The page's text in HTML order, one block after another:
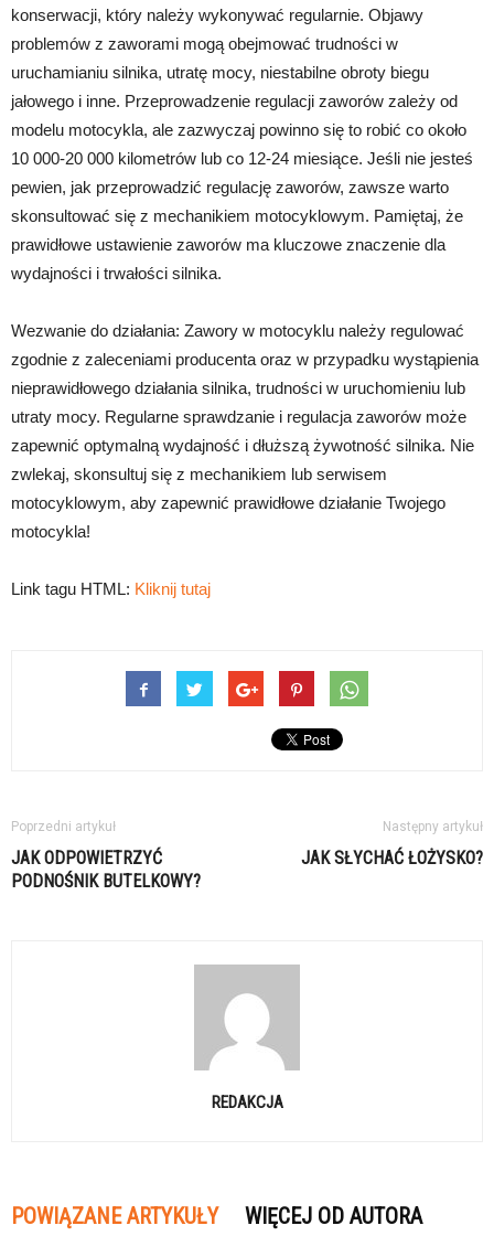
konserwacji, który należy wykonywać regularnie. Objawy
problemów z zaworami mogą obejmować trudności w
uruchamianiu silnika, utratę mocy, niestabilne obroty biegu
jałowego i inne. Przeprowadzenie regulacji zaworów zależy od
modelu motocykla, ale zazwyczaj powinno się to robić co około
10 000-20 000 kilometrów lub co 12-24 miesiące. Jeśli nie jesteś
pewien, jak przeprowadzić regulację zaworów, zawsze warto
skonsultować się z mechanikiem motocyklowym. Pamiętaj, że
prawidłowe ustawienie zaworów ma kluczowe znaczenie dla
wydajności i trwałości silnika.
Wezwanie do działania: Zawory w motocyklu należy regulować
zgodnie z zaleceniami producenta oraz w przypadku wystąpienia
nieprawidłowego działania silnika, trudności w uruchomieniu lub
utraty mocy. Regularne sprawdzanie i regulacja zaworów może
zapewnić optymalną wydajność i dłuższą żywotność silnika. Nie
zwlekaj, skonsultuj się z mechanikiem lub serwisem
motocyklowym, aby zapewnić prawidłowe działanie Twojego
motocykla!
Link tagu HTML: Kliknij tutaj
Poprzedni artykuł
JAK ODPOWIETRZYĆ
PODNOŚNIK BUTELKOWY?
Następny artykuł
JAK SŁYCHAĆ ŁOŻYSKO?
REDAKCJA
POWIĄZANE ARTYKUŁY WIĘCEJ OD AUTORA